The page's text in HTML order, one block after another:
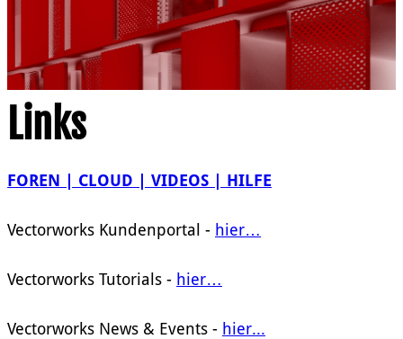
Links
FOREN | CLOUD | VIDEOS | HILFE
Vectorworks Kundenportal - hier…
Vectorworks Tutorials - hier…
Vectorworks News & Events - hier...